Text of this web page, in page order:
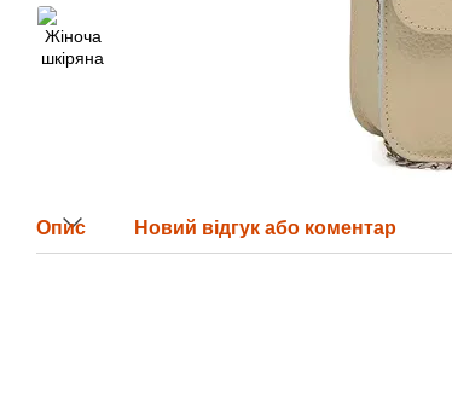
Опис Новий відгук або коментар